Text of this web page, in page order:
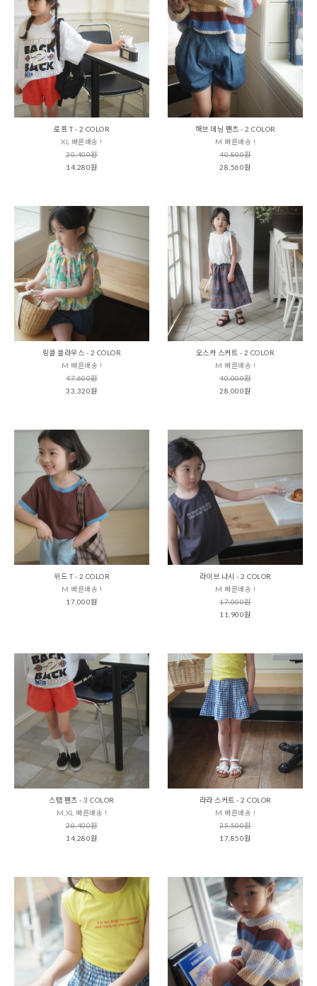
로프 T - 2 COLOR
XL 빠른배송 !
20,400원
14,280원
해브 데님 팬츠 - 2 COLOR
M 빠른배송 !
40,800원
28,560원
링클 블라우스 - 2 COLOR
M 빠른배송 !
47,600원
33,320원
오스카 스커트 - 2 COLOR
M 빠른배송 !
40,000원
28,000원
위드 T - 2 COLOR
M 빠른배송 !
17,000원
라이브 나시 - 2 COLOR
M 빠른배송 !
17,000원
11,900원
스탭 팬츠 - 3 COLOR
M,XL 빠른배송 !
20,400원
14,280원
라라 스커트 - 2 COLOR
M 빠른배송 !
25,500원
17,850원